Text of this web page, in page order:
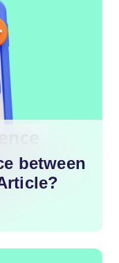
between